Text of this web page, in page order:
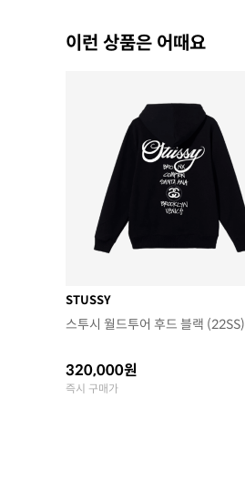
이런 상품은 어때요
STUSSY
스투시 월드투어 후드 블랙 (22SS)
320,000원
즉시 구매가